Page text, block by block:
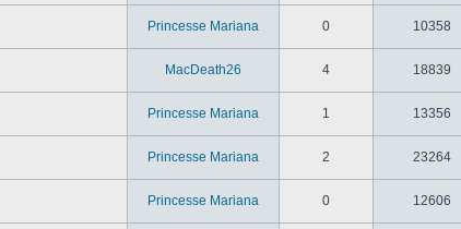
Princesse Mariana 0 10358
MacDeath26 4 18839
Princesse Mariana 1 13356
Princesse Mariana 2 23264
Princesse Mariana 0 12606